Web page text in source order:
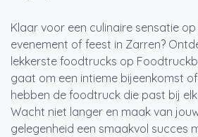
Klaar voor een culinaire sensatie
evenement of feest in Zarren?
lekkerste foodtrucks op
gaat om een intieme bijeenkomst
hebben de foodtruck die past bij
Wacht niet langer en maak van
gelegenheid een smaakvol succes